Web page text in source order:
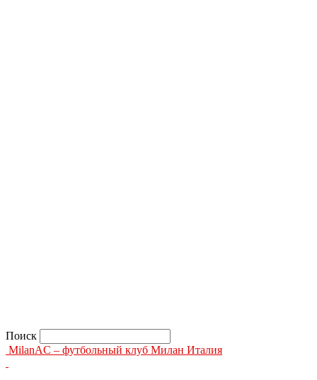
Поиск
MilanAC – футбольный клуб Милан Италия